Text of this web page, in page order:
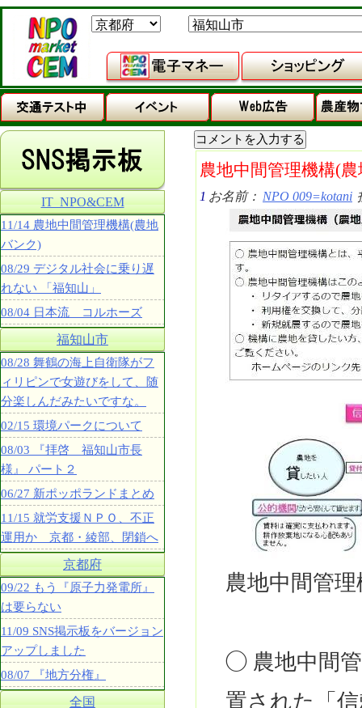
農地中間管理機構(
1 お名前： NPO 009=kotani
農地中間管
◯ 農地中間
置された「
IT_NPO&CEM
11/14 農地中間管理機構(農地
バンク)
08/29 デジタル社会に乗り遅
れない 「福知山」
08/04 日本流 コルホーズ
福知山市
08/28 舞鶴の海上自衛隊がフ
ィリピンで女遊びをして、随
分楽しんだみたいですな。
02/15 環境パークについて
08/03 『拝啓 福知山市長
様』 パート２
06/27 新ポッポランドまとめ
11/15 就労支援ＮＰＯ、不正
運用か 京都・綾部、閉鎖へ
京都府
09/22 もう『原子力発電所』
は要らない
11/09 SNS掲示板をバージョン
アップしました
08/07 『地方分権』
全国